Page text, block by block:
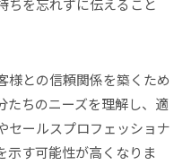
様との信頼関係を築くため
たちのニーズを理解し、適
セールスプロフェッショナ
示す可能性が高くなりま